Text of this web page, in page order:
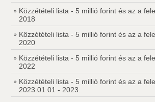
Közzétételi lista - 5 millió forint és az a
2018
Közzétételi lista - 5 millió forint és az a
2020
Közzétételi lista - 5 millió forint és az a
2022
Közzétételi lista - 5 millió forint és az a
2023.01.01 - 2023.